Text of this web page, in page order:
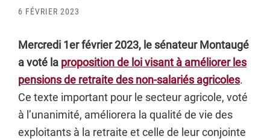
6 FÉVRIER 2023
Mercredi 1er février 2023, le sénateur Montaugé
a voté la proposition de loi visant à améliorer les
pensions de retraite des non-salariés agricoles.
Ce texte important pour le secteur agricole, voté
à l’unanimité, améliorera la qualité de vie des
exploitants à la retraite et celle de leur conjointe